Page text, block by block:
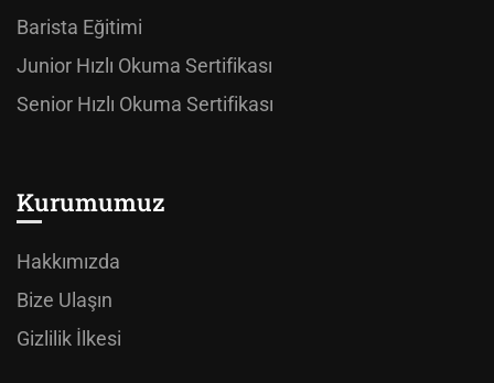
Barista Eğitimi
Junior Hızlı Okuma Sertifikası
Senior Hızlı Okuma Sertifikası
Kurumumuz
Hakkımızda
Bize Ulaşın
Gizlilik İlkesi